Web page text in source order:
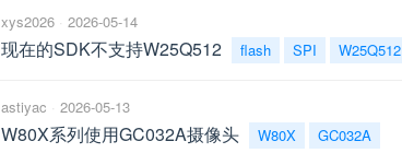
xys2026 2026-05-14
现在的SDK不支持W25Q512 flash SPI W25Q512
astiyac 2026-05-13
W80X系列使用GC032A摄像头 W80X GC032A